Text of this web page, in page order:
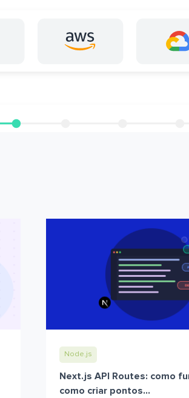
Node.js
Next.js API Routes: como
como criar pontos...